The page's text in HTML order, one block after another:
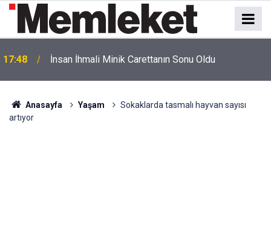
17:48 İnsan İhmali Minik Carettanın Sonu Oldu
Anasayfa Yaşam
Sokaklarda tasmalı hayvan sayısı
artıyor